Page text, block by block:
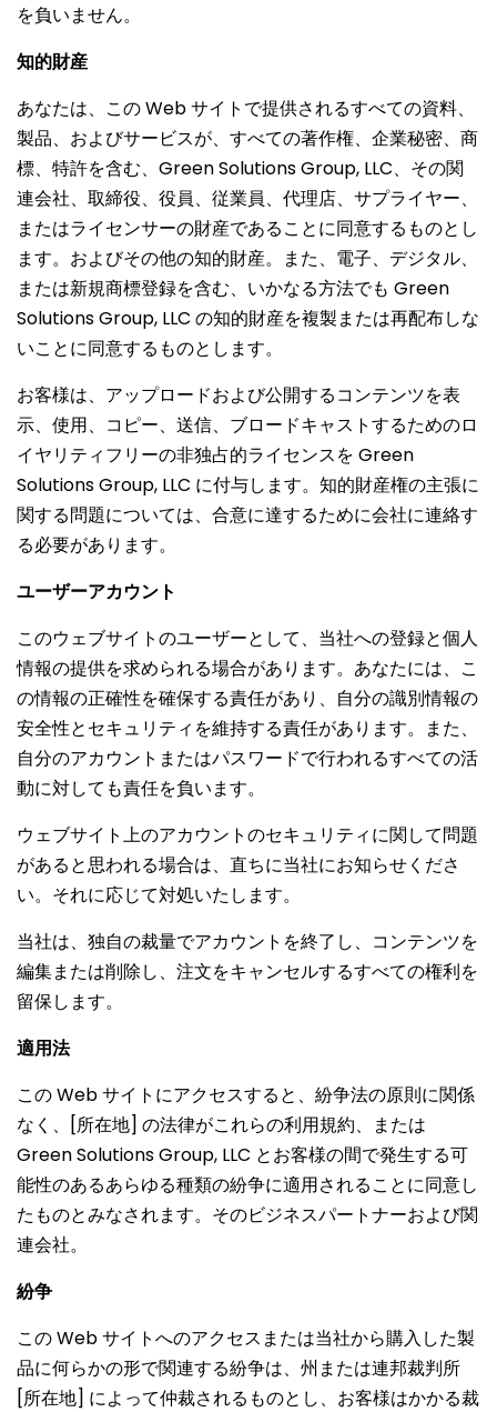
を負いません。
知的財産
あなたは、この Web サイトで提供されるすべての資料、
製品、およびサービスが、すべての著作権、企業秘密、商
標、特許を含む、Green Solutions Group, LLC、その関
連会社、取締役、役員、従業員、代理店、サプライヤー、
またはライセンサーの財産であることに同意するものとし
ます。およびその他の知的財産。また、電子、デジタル、
または新規商標登録を含む、いかなる方法でも Green
Solutions Group, LLC の知的財産を複製または再配布しな
いことに同意するものとします。
お客様は、アップロードおよび公開するコンテンツを表
示、使用、コピー、送信、ブロードキャストするためのロ
イヤリティフリーの非独占的ライセンスを Green
Solutions Group, LLC に付与します。知的財産権の主張に
関する問題については、合意に達するために会社に連絡す
る必要があります。
ユーザーアカウント
このウェブサイトのユーザーとして、当社への登録と個人
情報の提供を求められる場合があります。あなたには、こ
の情報の正確性を確保する責任があり、自分の識別情報の
安全性とセキュリティを維持する責任があります。また、
自分のアカウントまたはパスワードで行われるすべての活
動に対しても責任を負います。
ウェブサイト上のアカウントのセキュリティに関して問題
があると思われる場合は、直ちに当社にお知らせくださ
い。それに応じて対処いたします。
当社は、独自の裁量でアカウントを終了し、コンテンツを
編集または削除し、注文をキャンセルするすべての権利を
留保します。
適用法
この Web サイトにアクセスすると、紛争法の原則に関係
なく、[所在地] の法律がこれらの利用規約、または
Green Solutions Group, LLC とお客様の間で発生する可
能性のあるあらゆる種類の紛争に適用されることに同意し
たものとみなされます。そのビジネスパートナーおよび関
連会社。
紛争
この Web サイトへのアクセスまたは当社から購入した製
品に何らかの形で関連する紛争は、州または連邦裁判所
[所在地] によって仲裁されるものとし、お客様はかかる裁